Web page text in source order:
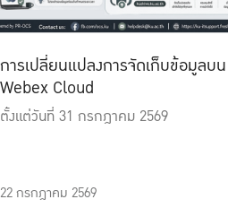
การเปลี่ยนแปลงการจัดเก็บข้อมูลบน
Webex Cloud
ตั้งแต่วันที่ 31 กรกฎาคม 2569
22 กรกฎาคม 2569